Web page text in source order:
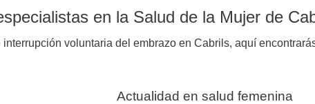
en la Salud de la Mujer de
voluntaria del embrazo en Cabrils, aquí
Actualidad en salud femenina